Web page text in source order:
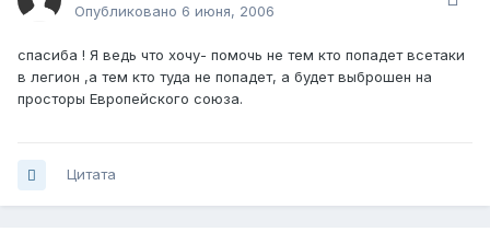
Опубликовано 6 июня, 2006
спасиба ! Я ведь что хочу- помочь не тем кто попадет всетаки
в легион ,а тем кто туда не попадет, а будет выброшен на
просторы Европейского союза.
Цитата